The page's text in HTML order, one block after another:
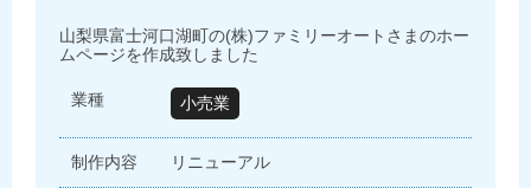
山梨県富士河口湖町の(株)ファミリーオートさまのホー
ムページを作成致しました
業種 小売業
制作内容 リニューアル